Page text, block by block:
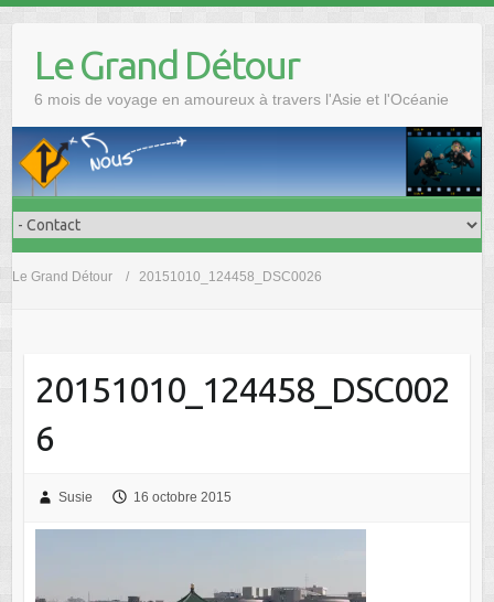
Le Grand Détour
6 mois de voyage en amoureux à travers l'Asie et l'Océanie
Le Grand Détour 20151010_124458_DSC0026
20151010_124458_DSC002
6
Susie 16 octobre 2015